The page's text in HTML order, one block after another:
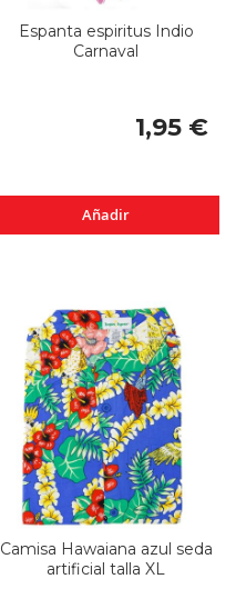
Espanta espiritus Indio
Carnaval
1,95 €
Añadir
Camisa Hawaiana azul seda
artificial talla XL